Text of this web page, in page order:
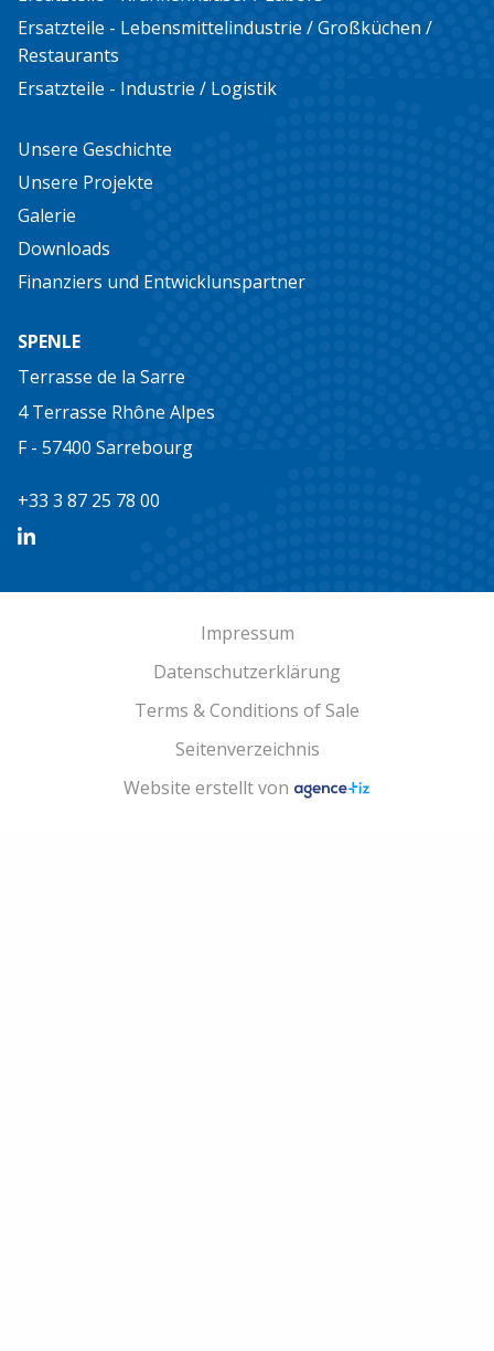
Ersatzteile - Lebensmittelindustrie / Großküchen /
Restaurants
Ersatzteile - Industrie / Logistik
Unsere Geschichte
Unsere Projekte
Galerie
Downloads
Finanziers und Entwicklunspartner
SPENLE
Terrasse de la Sarre
4 Terrasse Rhône Alpes
F - 57400 Sarrebourg
+33 3 87 25 78 00
Impressum
Datenschutzerklärung
Terms & Conditions of Sale
Seitenverzeichnis
Website erstellt von